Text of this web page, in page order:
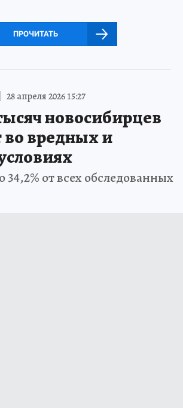
ПРОЧИТАТЬ
28 апреля 2026 15:27
новосибирцев
вредных и
34,2% от всех обследованных